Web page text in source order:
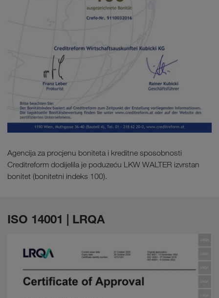
Agencija za procjenu boniteta i kreditne sposobnosti
Creditreform dodijelila je poduzeću LKW WALTER izvrstan
bonitet (bonitetni indeks 100).
ISO 14001 | LRQA